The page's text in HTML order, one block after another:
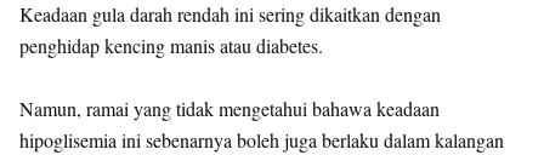
Keadaan gula darah rendah ini sering dikaitkan dengan
penghidap kencing manis atau diabetes.
Namun, ramai yang tidak mengetahui bahawa keadaan
hipoglisemia ini sebenarnya boleh juga berlaku dalam kalangan